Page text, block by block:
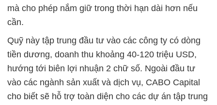
mà cho phép nắm giữ trong thời hạn dài hơn nếu
cần.
Quỹ này tập trung đầu tư vào các công ty có dòng
tiền dương, doanh thu khoảng 40-120 triệu USD,
hướng tới biên lợi nhuận 2 chữ số. Ngoài đầu tư
vào các ngành sản xuất và dịch vụ, CABO Capital
cho biết sẽ hỗ trợ toàn diện cho các dự án tập trung